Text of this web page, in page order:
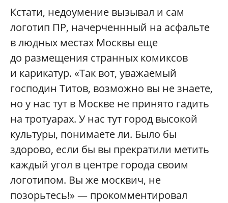
Кстати, недоумение вызывал и сам
логотип ПР, начерченнный на асфальте
в людных местах Москвы еще
до размещения странных комиксов
и карикатур. «Так вот, уважаемый
господин Титов, возможно вы не знаете,
но у нас тут в Москве не принято гадить
на тротуарах. У нас тут город высокой
культуры, понимаете ли. Было бы
здорово, если бы вы прекратили метить
каждый угол в центре города своим
логотипом. Вы же москвич, не
позорьтесь!» — прокомментировал